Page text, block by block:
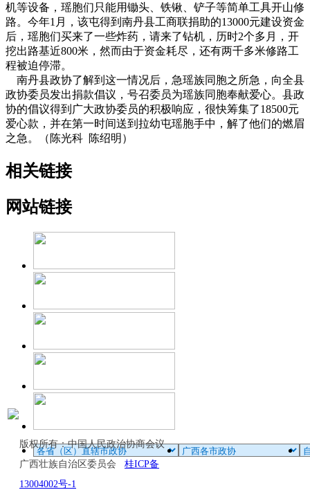
机等设备，瑶胞们只能用锄头、铁锹、铲子等简单工具开山修
路。今年1月，该屯得到南丹县工商联捐助的13000元建设资金
后，瑶胞们买来了一些炸药，请来了钻机，历时2个多月，开
挖出路基近800米，然而由于资金耗尽，还有两千多米修路工
程被迫停滞。
南丹县政协了解到这一情况后，急瑶族同胞之所急，向全县
政协委员发出捐款倡议，号召委员为瑶族同胞奉献爱心。县政
协的倡议得到广大政协委员的积极响应，很快筹集了18500元
爱心款，并在第一时间送到拉幼屯瑶胞手中，解了他们的燃眉
之急。（陈光科 陈绍明）
相关链接
网站链接
版权所有：中国人民政治协商会议
广西壮族自治区委员会 桂ICP备
13004002号-1